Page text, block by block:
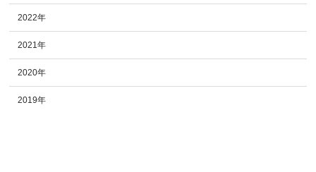
2022年
2021年
2020年
2019年